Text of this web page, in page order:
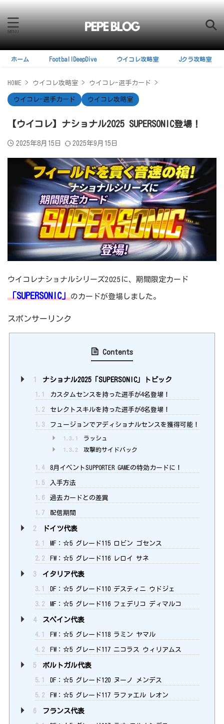
ホーム FootballDeepDive ウイコレ攻略室 Jクラ攻略室
HOME > ウイコレ攻略室 > ウイコレ-選手カード >
ウイコレ-選手カード ウイコレ攻略室
【ウイコレ】ナショナル2025 SUPERSONIC登場！
2025年8月15日 2025年9月15日
ウイコレナショナルシリーズ2025に、期間限定カード
「SUPERSONIC」のカードが登場しました。
スポンサーリンク
Contents
1 ナショナル2025「SUPERSONIC」トピック
1.1 カスタムセンスを持った選手が4名登場！
1.2 セレクトスキルを持った選手が6名登場！
1.3 フュージョンでアディショナルセンスを獲得可能！
1.3.1 ラッシュ
1.3.2 攻撃的サイドバック
1.4 8月イベントSUPPORTER GAMEの特効カードに！
1.5 入手方法
1.6 過去カードとの差異
1.7 配信期間
2 ドイツ代表
2.1 MF：☆5 グレード115 ロビン ゴセンス
2.2 FW：☆5 グレード116 レロイ サネ
3 イタリア代表
3.1 DF：☆5 グレード110 デスティニ ウドジェ
3.2 MF：☆5 グレード116 フェデリコ ディマルコ
4 スペイン代表
4.1 FW：☆5 グレード118 ラミン ヤマル
4.2 FW：☆5 グレード117 ニコラス ウィリアムス
5 ポルトガル代表
5.1 DF：☆5 グレード120 ヌーノ メンデス
5.2 FW：☆5 グレード117 ラファエル レオン
6 フランス代表